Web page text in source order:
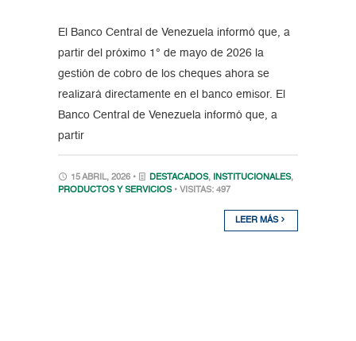
El Banco Central de Venezuela informó que, a
partir del próximo 1° de mayo de 2026 la
gestión de cobro de los cheques ahora se
realizará directamente en el banco emisor. El
Banco Central de Venezuela informó que, a
partir
15 ABRIL, 2026 • DESTACADOS, INSTITUCIONALES,
PRODUCTOS Y SERVICIOS • VISITAS: 497
LEER MÁS